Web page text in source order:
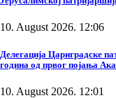
10. August 2026. 12:06
Делегација Цариградске
година од првог појања
10. August 2026. 12:01